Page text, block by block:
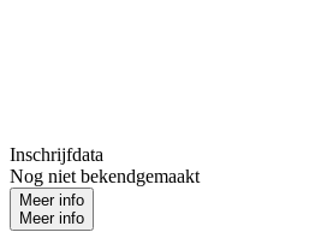
Inschrijfdata
Nog niet bekendgemaakt
Meer info
Meer info